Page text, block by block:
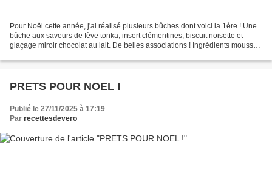
Pour Noël cette année, j'ai réalisé plusieurs bûches dont voici la 1ère ! Une
bûche aux saveurs de fève tonka, insert clémentines, biscuit noisette et
glaçage miroir chocolat au lait. De belles associations ! Ingrédients mousse
PRETS POUR NOEL !
Publié le 27/11/2025 à 17:19
Par recettesdevero